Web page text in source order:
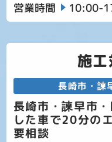
営業時間 10:00-
施
長崎市・諫
長崎市・諫早市
した車で20分の
要相談